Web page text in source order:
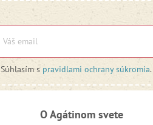
Súhlasím s pravidlami ochrany súkromia.
O Agátinom svete